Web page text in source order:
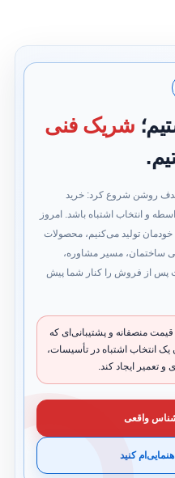
شریک فنی
روشن شروع کرد: خرید
و انتخاب اشتباه باشد. امروز
تولید می‌کنیم، محصولات
ساختمان، مسیر مشاوره،
پس از فروش را کنار شما پیش
منصفانه و پشتیبانی‌ای که
یک انتخاب اشتباه در تأسیسات،
تعمیر ایجاد کند.
واقعی
کنید